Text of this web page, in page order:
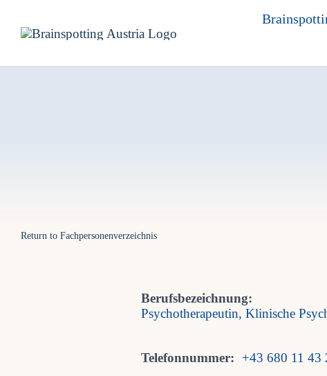
content
Return to Fachpersonenverzeichnis
Berufsbezeichnung:
Psychotherapeutin, Klinische
Telefonnummer:
+43 680 11 43